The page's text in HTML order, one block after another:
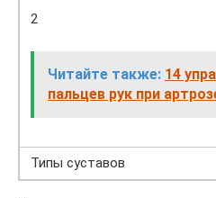
2
Читайте также: 14
пальцев рук при
Типы суставов